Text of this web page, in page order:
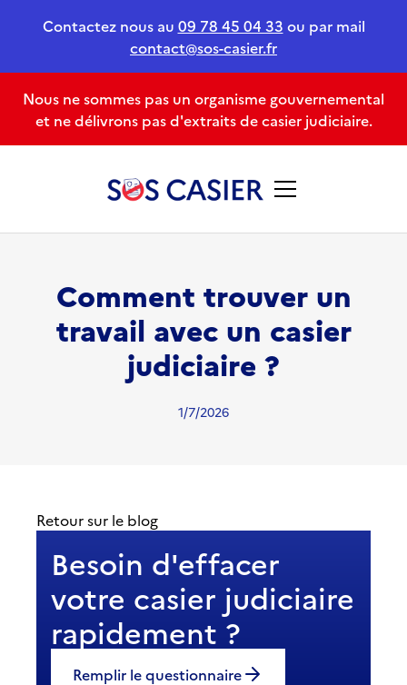
Contactez nous au 09 78 45 04 33 ou par mail
contact@sos-casier.fr
Nous ne sommes pas un organisme gouvernemental
et ne délivrons pas d'extraits de casier judiciaire.
Comment trouver un
travail avec un casier
judiciaire ?
1/7/2026
Retour sur le blog
Besoin d'effacer
votre casier judiciaire
rapidement ?
Remplir le questionnaire